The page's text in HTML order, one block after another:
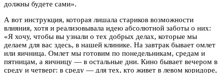
должны будете сами».
А вот инструкция, которая лишала стариков возможности
влияния, хотя и реализовывала идею абсолютной заботы о них:
«Я хочу, чтобы вы узнали о тех добрых делах, которые мы
делаем для вас здесь, в нашей клинике. На завтрак бывает омлет
или яичница. Омлет мы готовим по понедельникам, средам и
пятницам, а яичницу — в остальные дни. Кино бывает вечером в
среду и четверг: в среду — для тех, кто живет в левом коридоре,